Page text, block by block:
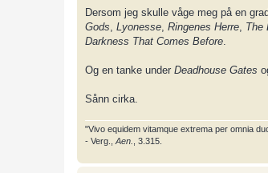
Dersom jeg skulle våge meg på en
Gods Lyonesse Ringenes Herre The
Darkness That Comes Before
Og en tanke under Deadhouse Gates
Sånn cirka.
"Vivo equidem vitamque extrema per omnia
- Verg., Aen. , 3.315.